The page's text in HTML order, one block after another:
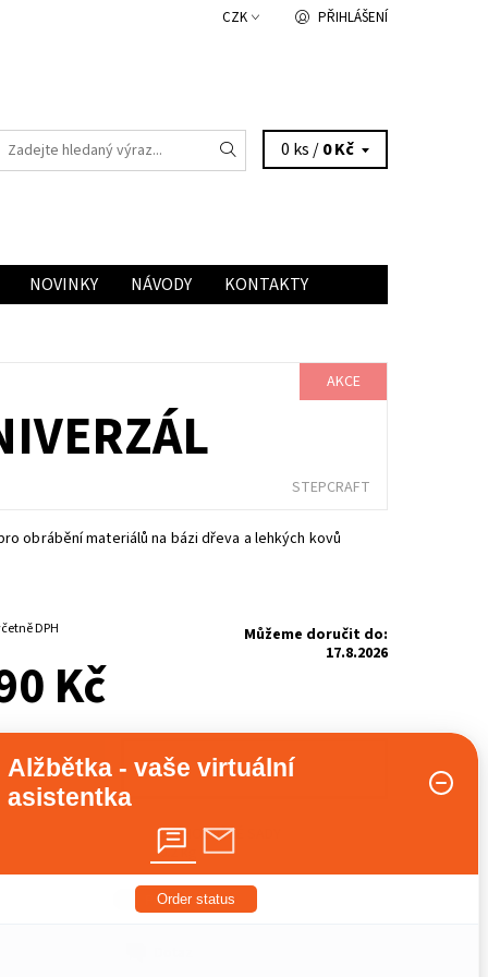
CZK PŘIHLÁŠENÍ
0 ks /0 Kč
NOVINKY NÁVODY
KONTAKTY
AKCE
STEPCRAFT
obrábění materiálů na bázi dřeva a lehkých kovů
Kč včetně DPH
Můžeme doručit do:
17.8.2026
Kč
+
ZVÝHODNĚNÉ SADY
0.2 kg
Alžbětka - vaše virtuální
asistentka
Order status